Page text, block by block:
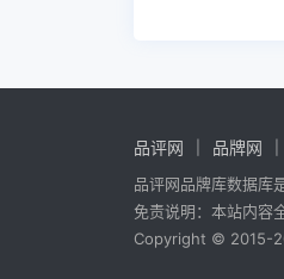
品评网 品牌网
品评网品牌库数据库
免责说明：本站内容
Copyright © 2015-